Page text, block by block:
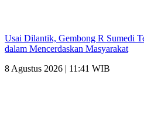
Usai Dilantik, Gembong R Sumedi
dalam Mencerdaskan Masyarakat
8 Agustus 2026 | 11:41 WIB